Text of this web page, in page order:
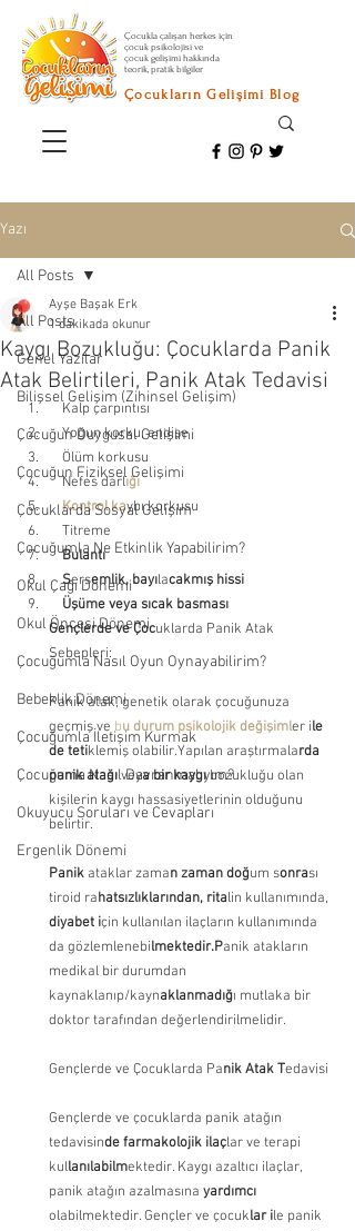
Çocukla çalışan herkes için
çocuk psikolojisi ve
çocuk gelişimi hakkında
teorik, pratik bilgiler
Çocukların Gelişimi Blog
Yazı
All Posts
Genel Yazılar
Bilişsel Gelişim (Zihinsel Gelişim)
Çocuğun Duygusal Gelişimi
Çocuğun Fiziksel Gelişimi
Çocuklarda Sosyal Gelişim
Çocuğumla Ne Etkinlik Yapabilirim?
Okul Çağı Dönemi
Okul Öncesi Dönemi
Çocuğumla Nasıl Oyun Oynayabilirim?
Bebeklik Dönemi
Çocuğumla İletişim Kurmak
Çocuğuma Nasıl Davranmalıyım?
Okuyucu Soruları ve Cevapları
Ergenlik Dönemi
All Posts
Kaygı Bozukluğu: Çocuklarda Panik
Atak Belirtileri, Panik Atak Tedavisi
Ayşe Başak Erk
1 dakikada okunur
Kalp çarpıntısı
Yoğun korku, endişe
Ölüm korkusu
Nefes darlığı
Kontrol kaybı korkusu
Titreme
Bulantı
Sersemlik, bayılacakmış hissi
Üşüme veya sıcak basması
Gençlerde ve Çocuklarda Panik Atak
Sebepleri:
Panik atak, genetik olarak çocuğunuza
geçmiş ve bu durum psikolojik değişimler ile
de tetiklemiş olabilir.Yapılan araştırmalarda
panik atağı veya bir kaygı bozukluğu olan
kişilerin kaygı hassasiyetlerinin olduğunu
belirtir.
Panik ataklar zaman zaman doğum sonrası
tiroid rahatsızlıklarından, ritalin kullanımında,
diyabet için kullanılan ilaçların kullanımında
da gözlemlenebilmektedir.Panik atakların
medikal bir durumdan
kaynaklanıp/kaynaklanmadığı mutlaka bir
doktor tarafından değerlendirilmelidir.
Gençlerde ve Çocuklarda Panik Atak Tedavisi
Gençlerde ve çocuklarda panik atağın
tedavisinde farmakolojik ilaçlar ve terapi
kullanılabilmektedir. Kaygı azaltıcı ilaçlar,
panik atağın azalmasına yardımcı
olabilmektedir. Gençler ve çocuklar ile panik